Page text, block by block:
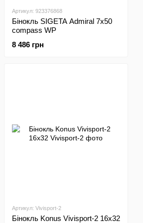
Артикул: 923376868
Бінокль SIGETA Admiral 7x50
compass WP
8 486 грн
Артикул: Vivisport-2
Бінокль Konus Vivisport-2 16x32